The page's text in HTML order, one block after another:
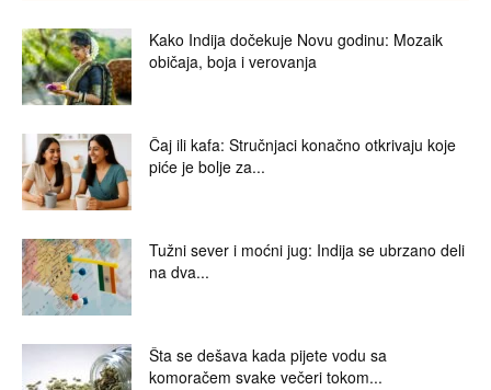
Kako Indija dočekuje Novu godinu: Mozaik
običaja, boja i verovanja
Čaj ili kafa: Stručnjaci konačno otkrivaju koje
piće je bolje za...
Tužni sever i moćni jug: Indija se ubrzano deli
na dva...
Šta se dešava kada pijete vodu sa
komoračem svake večeri tokom...